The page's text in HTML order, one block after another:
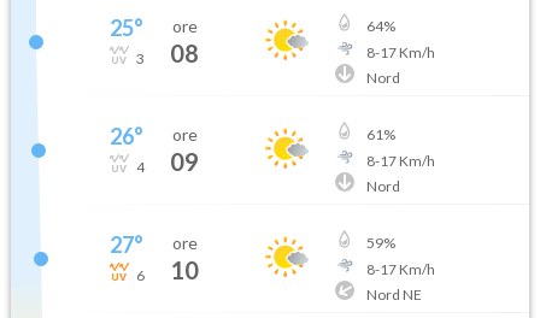
25°
3
ore
08
64%
8-17Km/h
Nord
26°
4
ore
09
61%
8-17Km/h
Nord
27°
6
ore
10
59%
8-17Km/h
Nord NE